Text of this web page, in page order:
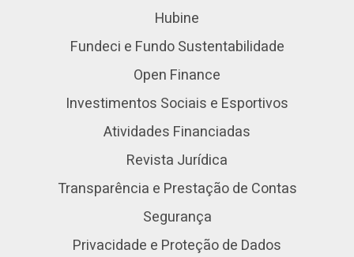
Hubine
Fundeci e Fundo Sustentabilidade
Open Finance
Investimentos Sociais e Esportivos
Atividades Financiadas
Revista Jurídica
Transparência e Prestação de Contas
Segurança
Privacidade e Proteção de Dados